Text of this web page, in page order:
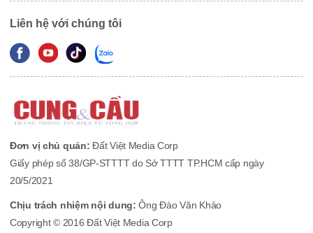
Liên hệ với chúng tôi
Đơn vị chủ quản: Đất Việt Media Corp
Giấy phép số 38/GP-STTTT do Sở TTTT TP.HCM cấp ngày
20/5/2021
Chịu trách nhiệm nội dung:Ông Đào Văn Khảo
Copyright © 2016 Đất Việt Media Corp